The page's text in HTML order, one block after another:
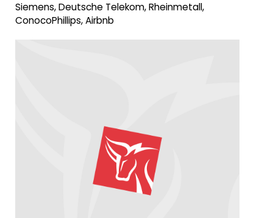
Siemens, Deutsche Telekom, Rheinmetall,
ConocoPhillips, Airbnb